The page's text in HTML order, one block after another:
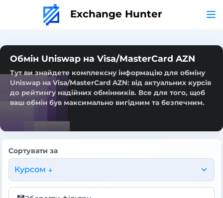
Exchange Hunter
Обмін Uniswap на Visa/MasterCard AZN
Тут ви знайдете комплексну інформацію для обміну
Uniswap на Visa/MasterCard AZN: від актуальних курсів
до рейтингу надійних обмінників. Все для того, щоб
ваш обмін був максимально вигідним та безпечним.
Сортувати за
Курсом ↓